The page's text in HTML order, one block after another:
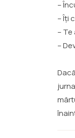
–
– Îți
–
–